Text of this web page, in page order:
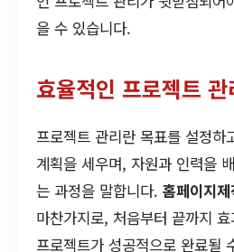
을 수 있습니다.
효율적인 프로젝트
프로젝트 관리란 목표를 설정하
계획을 세우며, 자원과 인력을
는 과정을 말합니다. 홈페이지
마찬가지로, 처음부터 끝까지
프로젝트가 성공적으로 완료될